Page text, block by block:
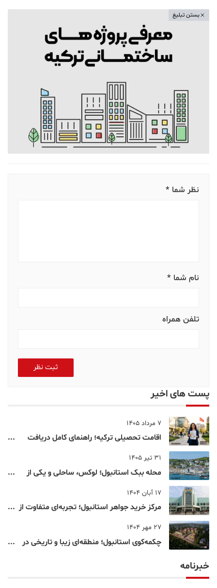
بستن تبلیغ
نظر شما *
نام شما *
تلفن همراه
ثبت نظر
پست های اخیر
7 مرداد 1405
اقامت تحصیلی ترکیه؛ راهنمای کامل دریافت
31 تیر 1405
محله ببک استانبول؛ لوکس، ساحلی و یکی از
17 آبان 1404
مرکز خرید جواهر استانبول؛ تجربه‌ای متفاوت از
27 مهر 1404
چکمه‌کوی استانبول؛ منطقه‌ای زیبا و تاریخی در
خبرنامه